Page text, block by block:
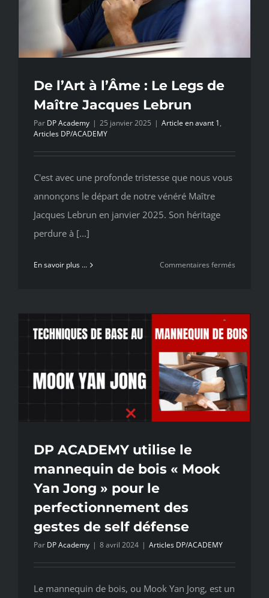
De l’Art à l’Âme : Le Legs de
Maître Jacques Lebrun
Par DP Academy | 25 janvier 2025 | Article en avant 1,
Articles DP/ACADEMY
C'est avec une profonde tristesse que nous vous
annonçons le départ de notre vénéré Maître
Jacques Lebrun en janvier 2025. Son héritage
perdure à [...]
En savoir plus ... Commentaires fermés
:
Le
Legs
Maître
Jacques
Lebrun
DP ACADEMY utilise le
mannequin de bois « Mook
Yan Jong » pour le
perfectionnement des
gestes de self défense
Par DP Academy | 8 avril 2024 | Articles DP/ACADEMY
Le mannequin de bois, ou Mook Yan Jong, est un